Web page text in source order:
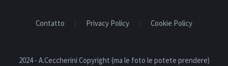
Contatto Privacy Policy Cookie Policy
2024 - A.Ceccherini Copyright (ma le foto le potete prendere)